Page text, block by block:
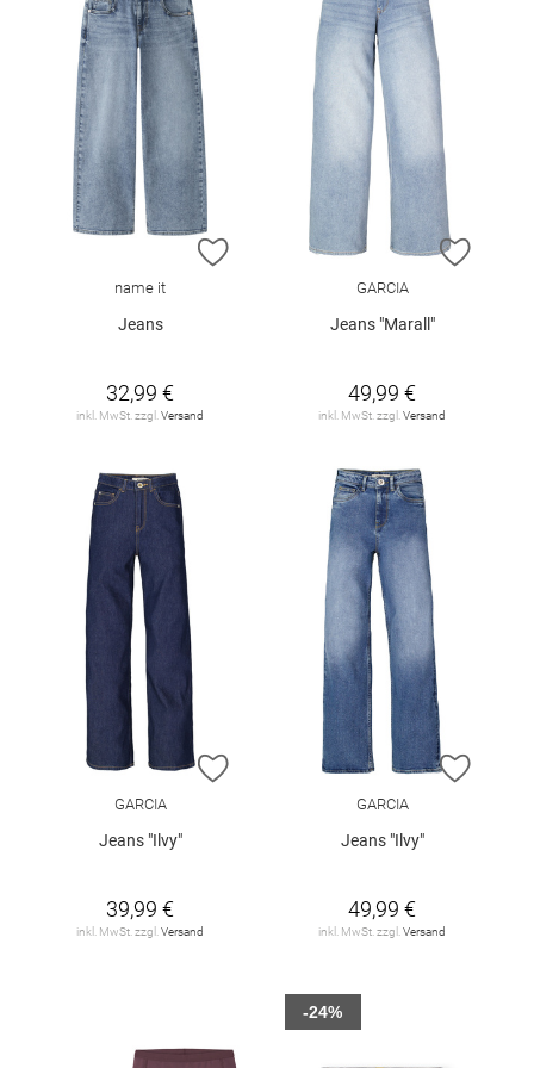
ZUR WUNSCHLISTE HINZUFÜGEN
name it
Jeans
32,99 €
inkl. MwSt. zzgl. Versand
ZUR
GARCIA
Jeans "Marall"
49,99 €
inkl. MwSt. zzgl. Versand
ZUR WUNSCHLISTE HINZUFÜGEN
GARCIA
Jeans "Ilvy"
39,99 €
inkl. MwSt. zzgl. Versand
ZUR
GARCIA
Jeans "Ilvy"
49,99 €
inkl. MwSt. zzgl. Versand
-24%